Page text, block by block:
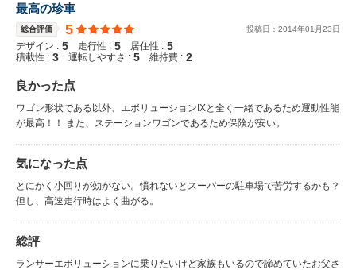
最高の珍車
総合評価 5 投稿日： 2014年01 月23日
デザイン : 5 走行性 : 5 居住性 : 5
積載性 : 3 運転しやすさ : 5 維持費 : 2
良かった点
ワゴン形状である以外、エボリューションIXと全く一緒であるため運動性能
が最高！！ また、ステーションワゴンであるため保険が安い。
気になった点
とにかく小回りが効かない。慣れないとスーパーの駐車場で苦労するかも？
但し、高速走行時はよく曲がる。
総評
ランサーエボリューションに乗りたいけど家族もいるので諦めていたお父さ